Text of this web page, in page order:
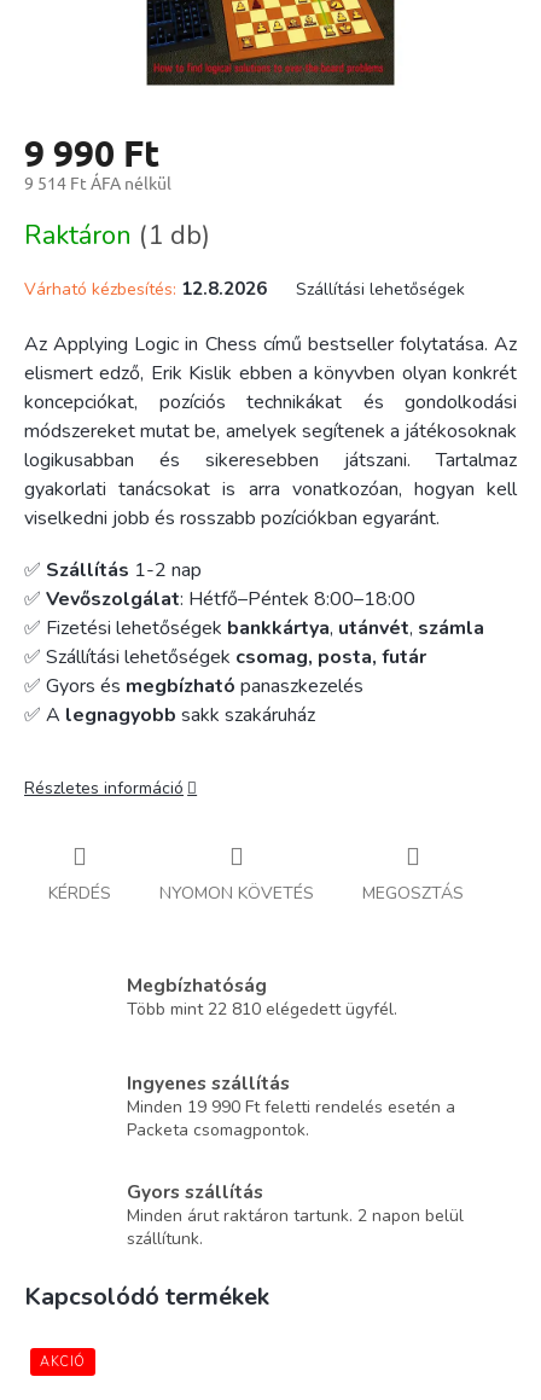
9 990 Ft
9 514 Ft ÁFA nélkül
Raktáron (1 db)
Várható kézbesítés: 12.8.2026 Szállítási lehetőségek
Az Applying Logic in Chess című bestseller folytatása. Az
elismert edző, Erik Kislik ebben a könyvben olyan konkrét
koncepciókat, pozíciós technikákat és gondolkodási
módszereket mutat be, amelyek segítenek a játékosoknak
logikusabban és sikeresebben játszani. Tartalmaz
gyakorlati tanácsokat is arra vonatkozóan, hogyan kell
viselkedni jobb és rosszabb pozíciókban egyaránt.
✅ Szállítás 1-2 nap
✅ Vevőszolgálat: Hétfő–Péntek 8:00–18:00
✅ Fizetési lehetőségek bankkártya, utánvét, számla
✅ Szállítási lehetőségek csomag, posta, futár
✅ Gyors és megbízható panaszkezelés
✅ A legnagyobb sakk szakáruház
Részletes információ
KÉRDÉS NYOMON KÖVETÉS MEGOSZTÁS
Megbízhatóság
Több mint 22 810 elégedett ügyfél.
Ingyenes szállítás
Minden 19 990 Ft feletti rendelés esetén a
Packeta csomagpontok.
Gyors szállítás
Minden árut raktáron tartunk. 2 napon belül
szállítunk.
Kapcsolódó termékek
AKCIÓ